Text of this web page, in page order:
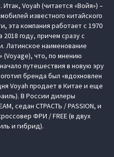
Voyah (читается «Войя») –
известного китайского
эта компания работает с 1970
году, причем сразу с
Латинское наименование
(Voyage), что, по мнению
путешествия в новую эру
бренда был «вдохновлен
Voyah продает в Китае и еще
В России дилеры
седан СТРАСТЬ / PASSION, и
ФРИ / FREE (в двух
и гибрид).